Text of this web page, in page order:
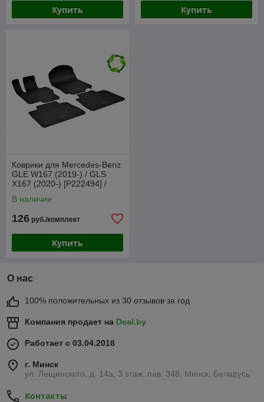
Купить Купить
Коврики для Mercedes-Benz
GLE W167 (2019-) / GLS
X167 (2020-) [P222494] /
В наличии
126 руб./комплект
Купить
О нас
100% положительных из 30 отзывов за год
Компания продает на Deal.by
Работает с 03.04.2018
г. Минск
ул. Лещинского, д. 14а, 3 этаж, пав. 348, Минск, Беларусь
Контакты